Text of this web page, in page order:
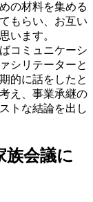
の材料を集める
もらい、お互い
います。
コミュニケーシ
シリテーターと
的に話をしたと
え、事業承継の
トな結論を出し
族会議に